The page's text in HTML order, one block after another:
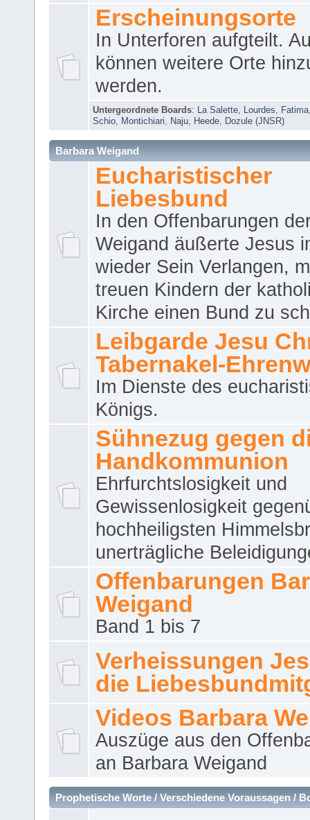
Erscheinungsorte
In Unterforen aufgteilt.
können weitere Orte
werden.
Untergeordnete Boards: La Salette Lourdes Fatima
Schio
Montichiari Naju Heede Dozule (JNSR)
Barbara Weigand
Eucharistischer
Liebesbund
In den Offenbarungen
Weigand äußerte Jesus
wieder Sein Verlangen,
treuen Kindern der
Kirche einen Bund zu
Leibgarde Jesu
Tabernakel-
Im Dienste des
Königs.
Sühnezug gegen
Handkommunion
Ehrfurchtslosigkeit und
Gewissenlosigkeit
hochheiligsten
unerträgliche
Offenbarungen
Weigand
Band 1 bis 7
Verheissungen
die
Videos Barbara
Auszüge aus den
an Barbara Weigand
Prophetische Worte / Verschiedene Voraussagen /